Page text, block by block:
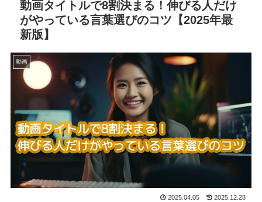
動画タイトルで8割決まる！伸びる人だけ
がやっている言葉選びのコツ【2025年最
新版】
動画
2025.04.05 2025.12.28